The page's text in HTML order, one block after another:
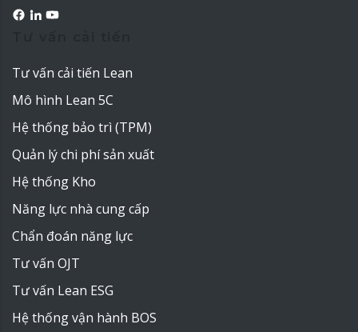
Tư vấn cải tiến Lean
Mô hình Lean 5C
Hệ thống bảo trì (TPM)
Quản lý chi phí sản xuất
Hệ thống Kho
Năng lực nhà cung cấp
Chẩn đoán năng lực
Tư vấn OJT
Tư vấn Lean ESG
Hệ thống vận hành BOS